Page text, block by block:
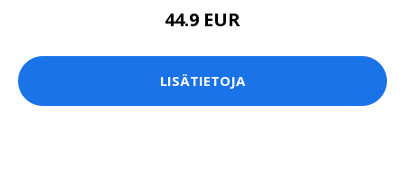
44.9 EUR
LISÄTIETOJA